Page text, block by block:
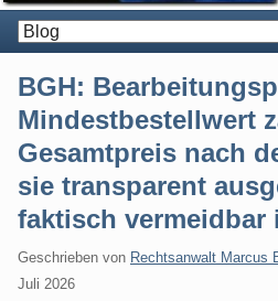
BGH:
Mindestbestellwert
Gesamtpreis nach
sie transparent
faktisch vermeidbar
Geschrieben von Rechtsanwalt Marcus
Juli 2026